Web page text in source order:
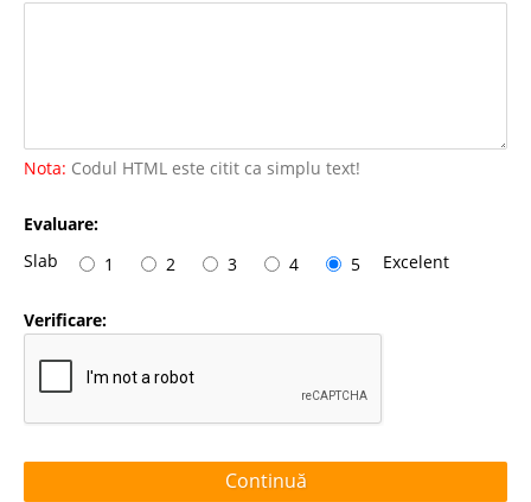
Nota: Codul HTML este citit ca simplu text!
Evaluare:
Slab
1 2 3 4 5 Excelent
Verificare:
Continuă